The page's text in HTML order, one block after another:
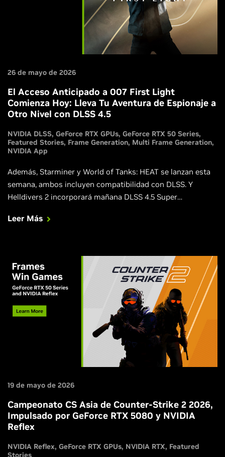
26 de mayo de 2026
El Acceso Anticipado a 007 First Light
Comienza Hoy: Lleva Tu Aventura de Espionaje a
Otro Nivel con DLSS 4.5
NVIDIA DLSS GeForce RTX GPUs GeForce RTX 50 Series
Featured Stories Frame Generation Multi Frame Generation
NVIDIA App
Además, Starminer y World of Tanks: HEAT se lanzan esta
semana, ambos incluyen compatibilidad con DLSS. Y
Helldivers 2 incorporará mañana DLSS 4.5 Super
Leer Más
19 de mayo de 2026
Campeonato CS Asia de Counter-Strike 2 2026,
Impulsado por GeForce RTX 5080 y NVIDIA
Reflex
NVIDIA Reflex GeForce RTX GPUs NVIDIA RTX Featured
Stories